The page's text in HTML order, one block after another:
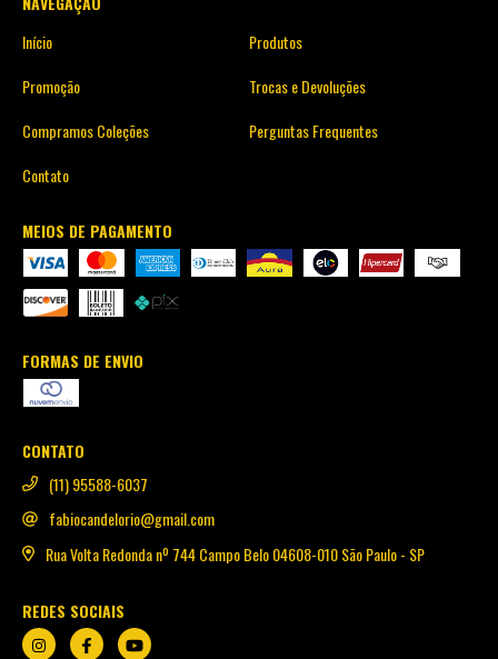
Início
Produtos
Promoção
Trocas e Devoluções
Compramos Coleções
Perguntas Frequentes
Contato
MEIOS DE PAGAMENTO
FORMAS DE ENVIO
CONTATO
(11) 95588-6037
fabiocandelorio@gmail.com
Rua Volta Redonda nº 744 Campo Belo 04608-010 São Paulo - SP
REDES SOCIAIS